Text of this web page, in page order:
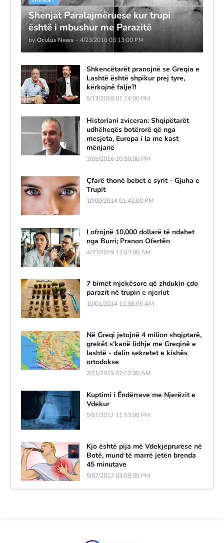
Shenjat Paralajmëruese kur trupi
është i mbushur me Parazitë
by Oculus News - 4/23/2016 03:13:00 PM
Shkencëtarët pranojnë se Greqia e
Lashtë është shpikur prej tyre,
kërkojnë falje?!
5/13/2018 01:14:00 PM
Historiani zviceran: Shqipëtarët
udhëheqës botërorë që nga
mesjeta, Europa i la me kast
mënjanë
2/05/2016 10:50:00 PM
Çfarë thonë bebet e syrit - Gjuha e
Trupit
10/09/2014 01:42:00 PM
I ofrojnë 10,000 dollarë të ndahet
nga Burri; Pranon Ofertën
4/23/2019 12:03:00 AM
7 bimët mjekësore që zhdukin çdo
parazit në trupin e njeriut
10/01/2014 11:36:00 AM
Në Greqi jetojnë 4 milion shqiptarë,
grekët s'kanë lidhje me Greqinë e
lashtë - dalin sekretet e kishës
ortodokse
2/21/2015 07:52:00 AM
Kuptimi i Ëndërrave me Njerëzit e
Vdekur
5/01/2017 11:53:00 PM
Kjo është pija më Vdekjeprurëse në
Botë, mund të marrë jetën brenda
45 minutave
5/07/2017 03:09:00 PM